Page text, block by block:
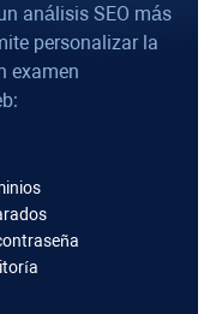
análisis SEO más
personalizar la
examen